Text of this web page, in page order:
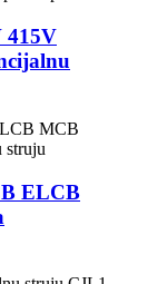
415V
ELCB